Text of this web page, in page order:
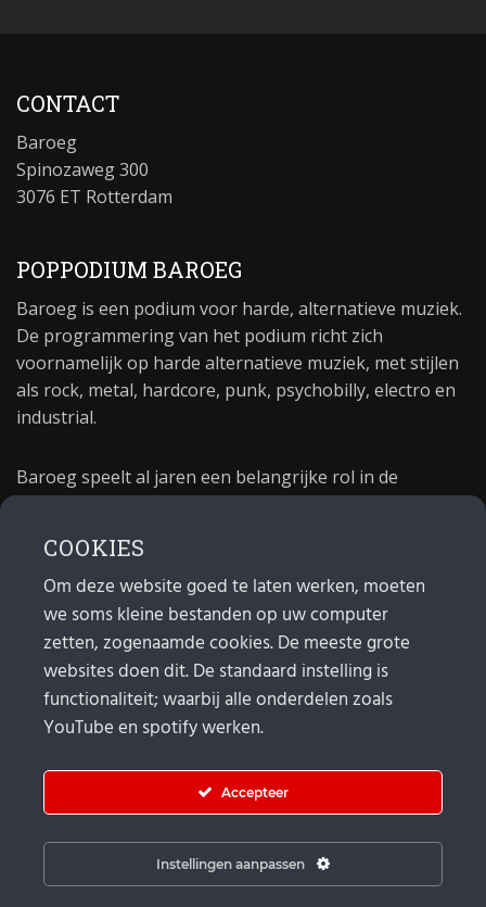
CONTACT
Baroeg
Spinozaweg 300
3076 ET Rotterdam
POPPODIUM BAROEG
Baroeg is een podium voor harde, alternatieve muziek.
De programmering van het podium richt zich
voornamelijk op harde alternatieve muziek, met stijlen
als rock, metal, hardcore, punk, psychobilly, electro en
industrial.
Baroeg speelt al jaren een belangrijke rol in de
poppodium 40 jaar.
MAIL
Algemeen: info@baroeg.nl
Bands & boeking: leon@baroeg.nl
Promotie & publiciteit: francis@baroeg.nl
COOKIES
Om deze website goed te laten werken, moeten
we soms kleine bestanden op uw computer
zetten, zogenaamde cookies. De meeste grote
websites doen dit. De standaard instelling is
functionaliteit; waarbij alle onderdelen zoals
YouTube en spotify werken.
Accepteer
Instellingen aanpassen